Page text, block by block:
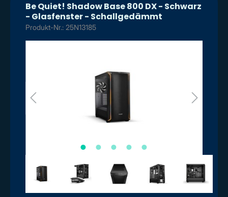
Be Quiet! Shadow Base 800 DX - Schwarz
- Glasfenster - Schallgedämmt
Produkt-Nr.: 25N13185